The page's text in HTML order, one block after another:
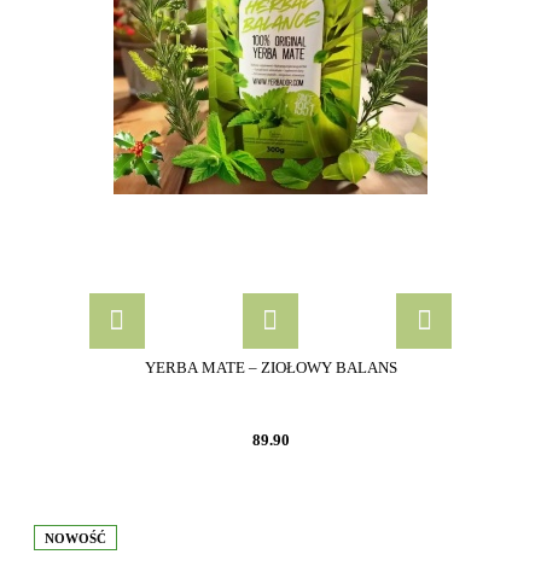
YERBA MATE – ZIOŁOWY BALANS
89.90
NOWOŚĆ